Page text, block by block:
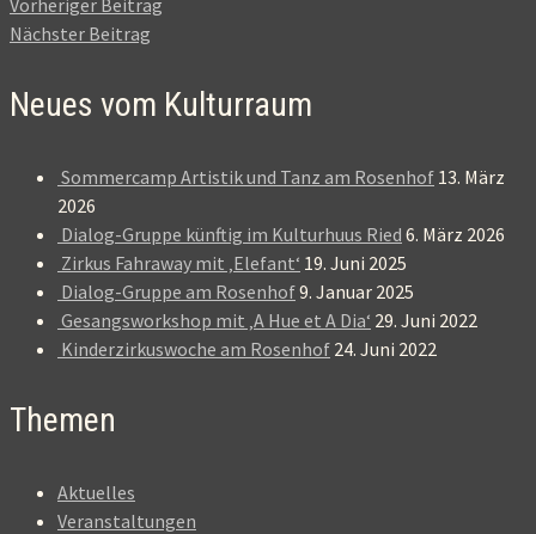
Nächster Beitrag
Neues vom Kulturraum
Sommercamp Artistik und Tanz am Rosenhof 13. März
2026
Dialog-Gruppe künftig im Kulturhuus Ried 6. März 2026
Zirkus Fahraway mit ‚Elefant‘ 19. Juni 2025
Dialog-Gruppe am Rosenhof9. Januar 2025
Gesangsworkshop mit ‚A Hue et A Dia‘ 29. Juni 2022
Kinderzirkuswoche am Rosenhof 24. Juni 2022
Themen
Aktuelles
Veranstaltungen